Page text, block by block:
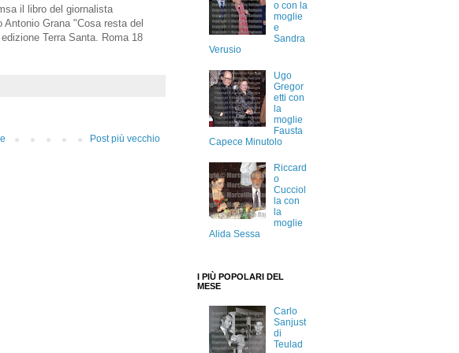
il libro del giornalista
Grana "Cosa resta del
Terra Santa. Roma 18
Post più vecchio
o con la
moglie
e
Sandra
Verusio
Ugo
Gregor
etti con
la
moglie
Fausta
Capece Minutolo
Riccard
o
Cucciol
la con
la
moglie
Alida Sessa
I PIÙ POPOLARI DEL
MESE
Carlo
Sanjust
di
Teulad